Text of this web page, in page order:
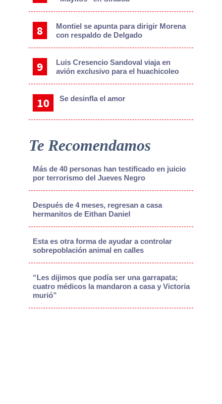
Montiel se apunta para dirigir Morena
con respaldo de Delgado
Luis Cresencio Sandoval viaja en
avión exclusivo para el huachicoleo
Se desinfla el amor
Te Recomendamos
Más de 40 personas han testificado en juicio
por terrorismo del Jueves Negro
Después de 4 meses, regresan a casa
hermanitos de Eithan Daniel
Esta es otra forma de ayudar a controlar
sobrepoblación animal en calles
“Les dijimos que podía ser una garrapata;
cuatro médicos la mandaron a casa y Victoria
murió”